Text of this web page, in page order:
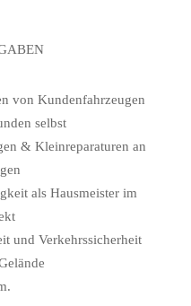
von Kundenfahrzeugen
selbst
& Kleinreparaturen an
als Hausmeister im
und Verkehrssicherheit